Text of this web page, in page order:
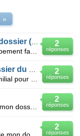
»
2
réponses
2
réponses
2
réponses
2
réponses